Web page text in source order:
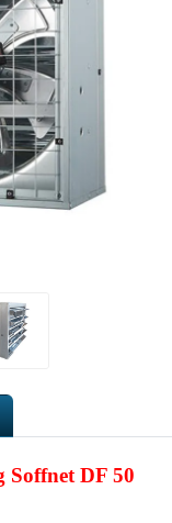
Soffnet DF 50